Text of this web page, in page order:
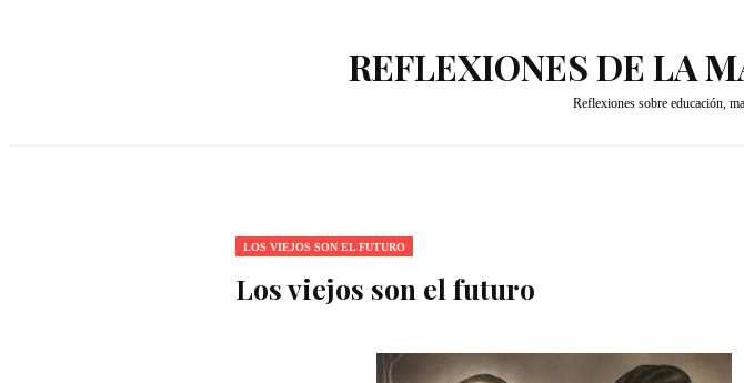
REFLEXIONES DE LA
Reflexiones sobre educación,
LOS VIEJOS SON EL FUTURO
Los viejos son el futuro